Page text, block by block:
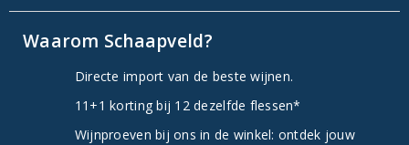
Waarom Schaapveld?
Directe import van de beste wijnen.
11+1 korting bij 12 dezelfde flessen*
Wijnproeven bij ons in de winkel: ontdek jouw